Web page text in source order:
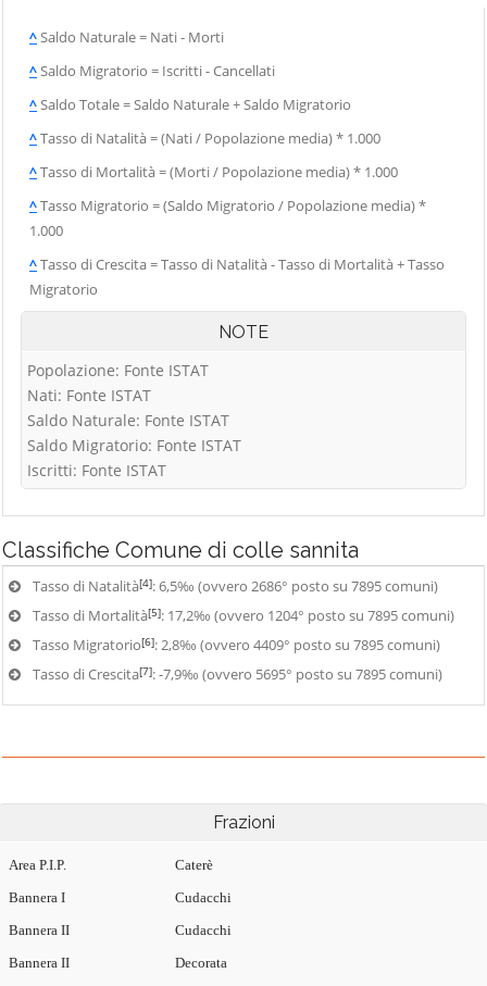
^Saldo Naturale = Nati - Morti
^Saldo Migratorio = Iscritti - Cancellati
^Saldo Totale = Saldo Naturale + Saldo Migratorio
^Tasso di Natalità = (Nati / Popolazione media) * 1.000
^Tasso di Mortalità = (Morti / Popolazione media) * 1.000
^Tasso Migratorio = (Saldo Migratorio / Popolazione media) *
1.000
^Tasso di Crescita = Tasso di Natalità - Tasso di Mortalità + Tasso
Migratorio
NOTE
Popolazione: Fonte ISTAT
Nati: Fonte ISTAT
Saldo Naturale: Fonte ISTAT
Saldo Migratorio: Fonte ISTAT
Iscritti: Fonte ISTAT
Classifiche Comune di colle sannita
Tasso di Natalità[4]: 6,5‰ (ovvero 2686° posto su 7895 comuni)
Tasso di Mortalità[5]: 17,2‰ (ovvero 1204° posto su 7895 comuni)
Tasso Migratorio[6]: 2,8‰ (ovvero 4409° posto su 7895 comuni)
Tasso di Crescita[7]: -7,9‰ (ovvero 5695° posto su 7895 comuni)
Frazioni
Area P.I.P.
Bannera I
Bannera II
Bannera II
Caterè
Cudacchi
Cudacchi
Decorata